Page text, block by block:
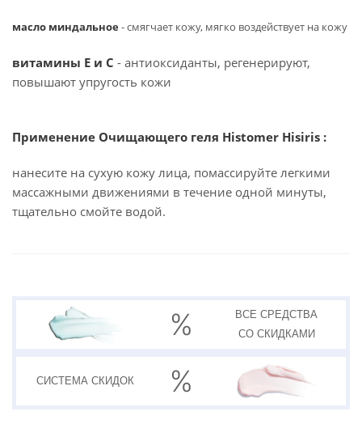
масло миндальное - смягчает кожу, мягко воздействует на кожу
витамины Е и С - антиоксиданты, регенерируют,
повышают упругость кожи
Применение Очищающего геля Histomer Hisiris :
нанесите на сухую кожу лица, помассируйте легкими
массажными движениями в течение одной минуты,
тщательно смойте водой.
ВСЕ СРЕДСТВА
СО СКИДКАМИ
СИСТЕМАСКИДОК